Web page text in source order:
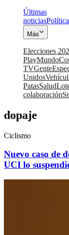
Últimas
noticiasPolítica
Más
Elecciones
PlayMundo
TVGente
Unidos
PatasSalud
colaboración
dopaje
Ciclismo
Nuevo caso de
UCI lo